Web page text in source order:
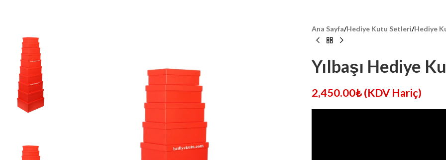
Ana Sayfa/Hediye Kutu Setleri/Hediye
Yılbaşı Hediye
2,450.00₺(KDV Hariç)